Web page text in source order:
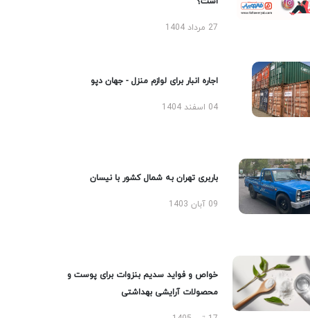
27 مرداد 1404
اجاره انبار برای لوازم منزل - جهان دپو
04 اسفند 1404
باربری تهران به شمال کشور با نیسان
09 آبان 1403
خواص و فواید سدیم بنزوات برای پوست و
محصولات آرایشی بهداشتی